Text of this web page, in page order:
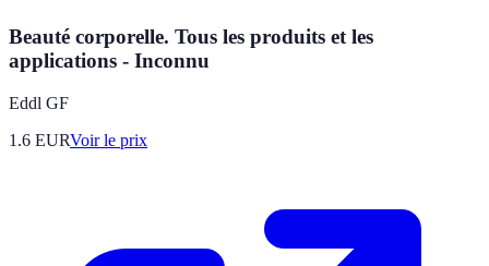
Beauté corporelle. Tous les produits et les
applications - Inconnu
Eddl GF
1.6 EURVoir le prix